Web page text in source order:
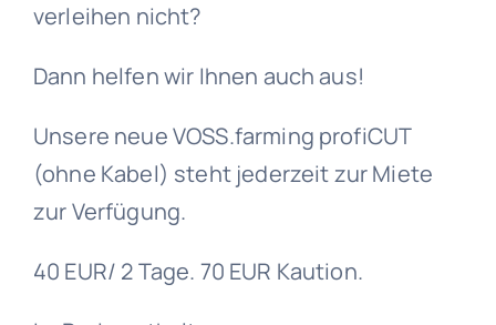
Pferdetransport unter 8 Stunden
Sponsoring
Kostenlose Beratung
verleihen nicht?
Dann helfen wir Ihnen auch aus!
Unsere neue VOSS.farming profiCUT
(ohne Kabel) steht jederzeit zur Miete
zur Verfügung.
40 EUR/ 2 Tage. 70 EUR Kaution.